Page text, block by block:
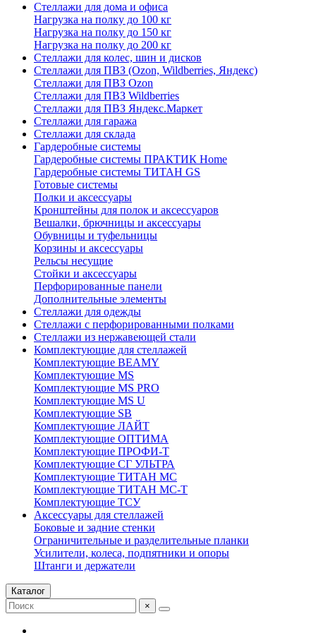
Стеллажи для дома и офиса
Нагрузка на полку до 100 кг
Нагрузка на полку до 150 кг
Нагрузка на полку до 200 кг
Стеллажи для колес, шин и дисков
Стеллажи для ПВЗ (Ozon, Wildberries, Яндекс)
Стеллажи для ПВЗ Ozon
Стеллажи для ПВЗ Wildberries
Стеллажи для ПВЗ Яндекс.Маркет
Стеллажи для гаража
Стеллажи для склада
Гардеробные системы
Гардеробные системы ПРАКТИК Home
Гардеробные системы ТИТАН GS
Готовые системы
Полки и аксессуары
Кронштейны для полок и аксессуаров
Вешалки, брючницы и аксессуары
Обувницы и туфельницы
Корзины и аксессуары
Рельсы несущие
Стойки и аксессуары
Перфорированные панели
Дополнительные элементы
Стеллажи для одежды
Стеллажи с перфорированными полками
Стеллажи из нержавеющей стали
Комплектующие для стеллажей
Комплектующие BEAMY
Комплектующие MS
Комплектующие MS PRO
Комплектующие MS U
Комплектующие SB
Комплектующие ЛАЙТ
Комплектующие ОПТИМА
Комплектующие ПРОФИ-Т
Комплектующие СГ УЛЬТРА
Комплектующие ТИТАН МС
Комплектующие ТИТАН МС-Т
Комплектующие ТСУ
Аксессуары для стеллажей
Боковые и задние стенки
Ограничительные и разделительные планки
Усилители, колеса, подпятники и опоры
Штанги и держатели
Каталог
×